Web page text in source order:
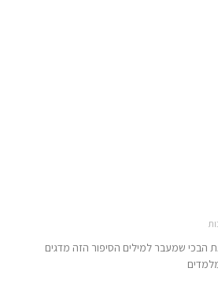
הבכי שמעבר למילים הסיפור הזה מדגים